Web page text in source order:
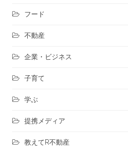
フード
不動産
企業・ビジネス
子育て
学ぶ
提携メディア
教えてR不動産